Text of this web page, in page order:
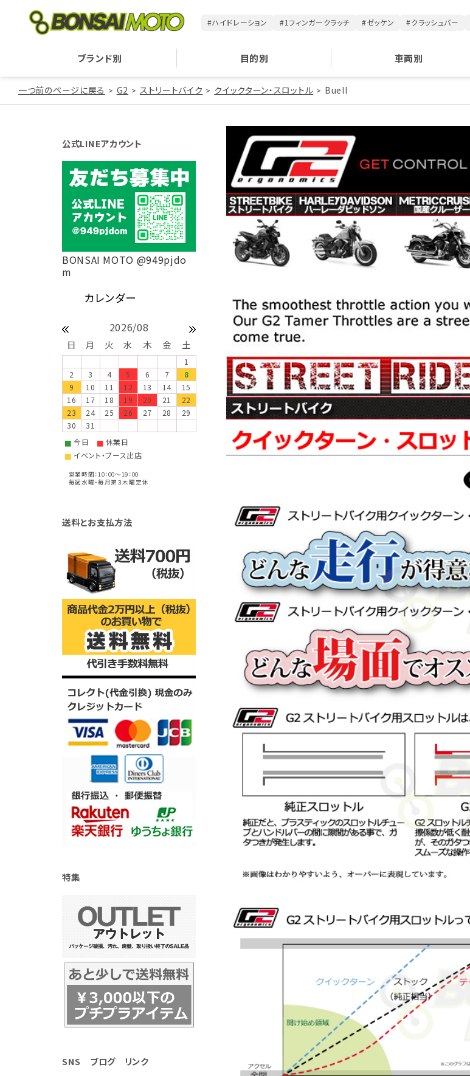
#ハイドレーション #1フィンガークラッチ #ゼッケン #クラッシュバー
ブランド別 目的別 車両別
一つ前のページに戻る G2 ストリートバイク クイックターン・スロットル Buell
公式LINEアカウント
BONSAI MOTO @949pjdo
m
2026/08
日 月 火 水 木 金 土
1
2
3 4 5 6 7
8
9
10 11 12 13 14
15
16
17 18 19 20 21
22
23
24 25 26 27 28
29
30
31
■ 今日 ■ 休業日
■ イベント・ブース出店
営業時間：10：00～19：00
毎週水曜・毎月第３木曜定休
送料とお支払方法
特集
SNS ブログ リンク